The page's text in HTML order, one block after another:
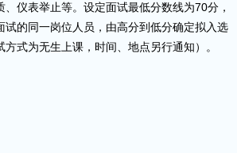
仪表举止等。设定面试最低分数线为70分，
的同一岗位人员，由高分到低分确定拟入选
式为无生上课，时间、地点另行通知）。